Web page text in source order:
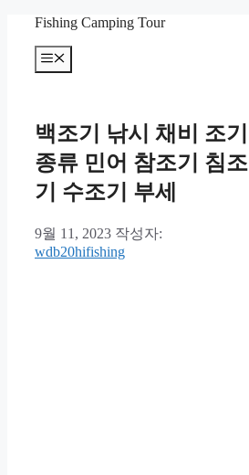
Fishing Camping Tour
메
뉴
백조기 낚시 채비 조기
종류 민어 참조기 침조
기 수조기 부세
9월 11, 2023 작성자:
wdb20hifishing